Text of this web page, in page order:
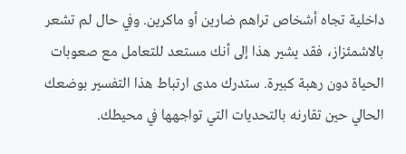
داخلية تجاه أشخاص تراهم ضارين أو ماكرين. وفي حال لم تشعر
بالاشمئزاز، فقد يشير هذا إلى أنك مستعد للتعامل مع صعوبات
الحياة دون رهبة كبيرة. ستدرك مدى ارتباط هذا التفسير بوضعك
الحالي حين تقارنه بالتحديات التي تواجهها في محيطك.